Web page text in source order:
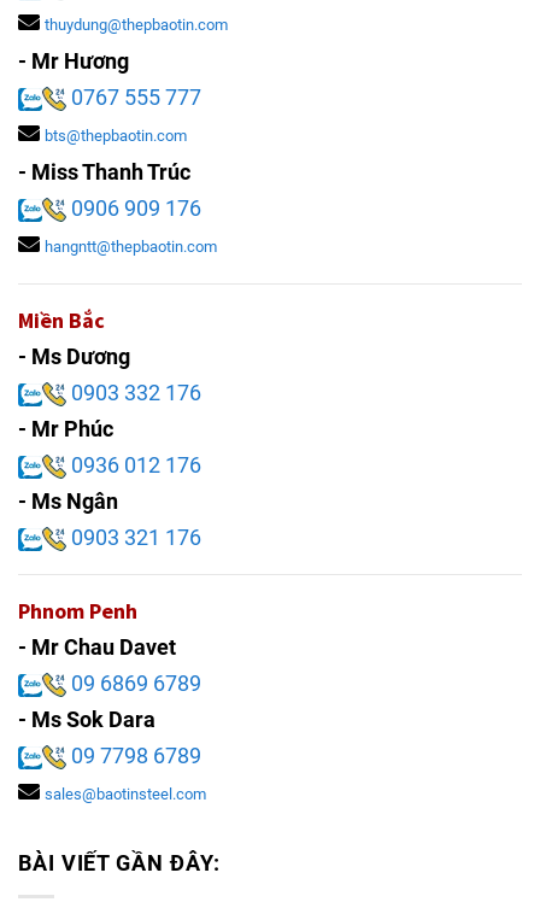
thuydung@thepbaotin.com
- Mr Hương
0767 555 777
bts@thepbaotin.com
- Miss Thanh Trúc
0906 909 176
hangntt@thepbaotin.com
Miền Bắc
- Ms Dương
0903 332 176
- Mr Phúc
0936 012 176
- Ms Ngân
0903 321 176
Phnom Penh
- Mr Chau Davet
09 6869 6789
- Ms Sok Dara
09 7798 6789
sales@baotinsteel.com
BÀI VIẾT GẦN ĐÂY: